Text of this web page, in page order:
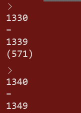
1330
–
1339
(571)
1340
–
1349